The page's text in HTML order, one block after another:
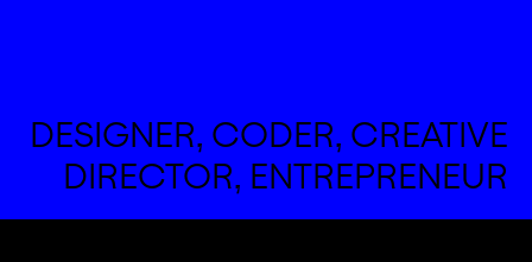
DESIGNER, CODER, CREATIVE
DIRECTOR, ENTREPRENEUR